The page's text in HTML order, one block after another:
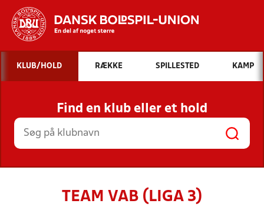
Hvad vil du søge efter?
INDHOLD OG NYHEDER
STILLINGER, RESULTATER, KLUBBER OG
HOLD
KLUB/HOLD RÆKKE SPILLESTED KAMP
Find en klub eller et hold
TEAM VAB (LIGA 3)